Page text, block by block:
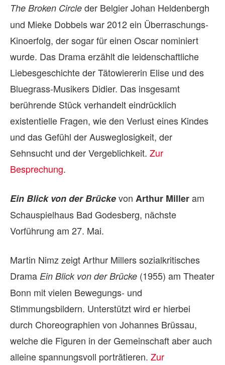
The Broken Circle der Belgier Johan Heldenbergh
und Mieke Dobbels war 2012 ein Überraschungs-
Kinoerfolg, der sogar für einen Oscar nominiert
wurde. Das Drama erzählt die leidenschaftliche
Liebesgeschichte der Tätowiererin Elise und des
Bluegrass-Musikers Didier. Das insgesamt
berührende Stück verhandelt eindrücklich
existentielle Fragen, wie den Verlust eines Kindes
und das Gefühl der Ausweglosigkeit, der
Sehnsucht und der Vergeblichkeit. Zur
Besprechung.
Ein Blick von der Brückevon Arthur Milleram
Schauspielhaus Bad Godesberg, nächste
Vorführung am 27. Mai.
Martin Nimz zeigt Arthur Millers sozialkritisches
Drama Ein Blick von der Brücke (1955) am Theater
Bonn mit vielen Bewegungs- und
Stimmungsbildern. Unterstützt wird er hierbei
durch Choreographien von Johannes Brüssau,
welche die Figuren in der Gemeinschaft aber auch
alleine spannungsvoll porträtieren. Zur